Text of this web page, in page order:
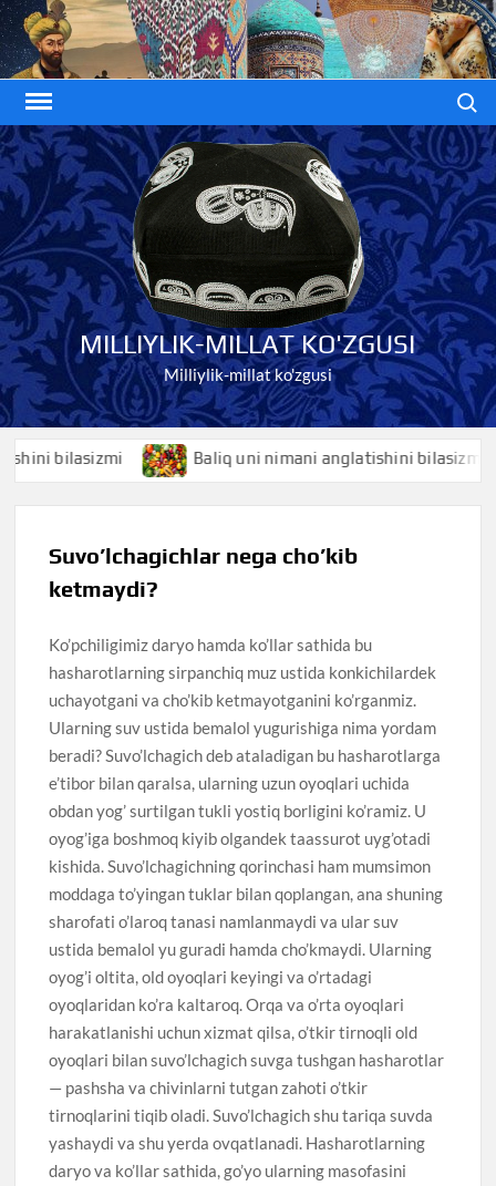
Skip
to
content
MILLIYLIK-MILLAT KO'ZGUSI
Milliylik-millat ko'zgusi
bilasizmi Baliq uni nimani anglatishini bilasizmi
Suvo’lchagichlar nega cho’kib
ketmaydi?
Ko’pchiligimiz daryo hamda ko’llar sathida bu
hasharotlarning sirpanchiq muz ustida konkichilardek
uchayotgani va cho’kib ketmayotganini ko’rganmiz.
Ularning suv ustida bemalol yugurishiga nima yordam
beradi? Suvo’lchagich deb ataladigan bu hasharotlarga
e’tibor bilan qaralsa, ularning uzun oyoqlari uchida
obdan yog’ surtilgan tukli yostiq borligini ko’ramiz. U
oyog’iga boshmoq kiyib olgandek taassurot uyg’otadi
kishida. Suvo’lchagichning qorinchasi ham mumsimon
moddaga to’yingan tuklar bilan qoplangan, ana shuning
sharofati o’laroq tanasi namlanmaydi va ular suv
ustida bemalol yu guradi hamda cho’kmaydi. Ularning
oyog’i oltita, old oyoqlari keyingi va o’rtadagi
oyoqlaridan ko’ra kaltaroq. Orqa va o’rta oyoqlari
harakatlanishi uchun xizmat qilsa, o’tkir tirnoqli old
oyoqlari bilan suvo’lchagich suvga tushgan hasharotlar
— pashsha va chivinlarni tutgan zahoti o’tkir
tirnoqlarini tiqib oladi. Suvo’lchagich shu tariqa suvda
yashaydi va shu yerda ovqatlanadi. Hasharotlarning
daryo va ko’llar sathida, go’yo ularning masofasini